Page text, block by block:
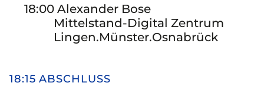
18:00 Alexander Bose
Mittelstand-Digital Zentrum
Lingen.Münster.Osnabrück
18:15 ABSCHLUSS